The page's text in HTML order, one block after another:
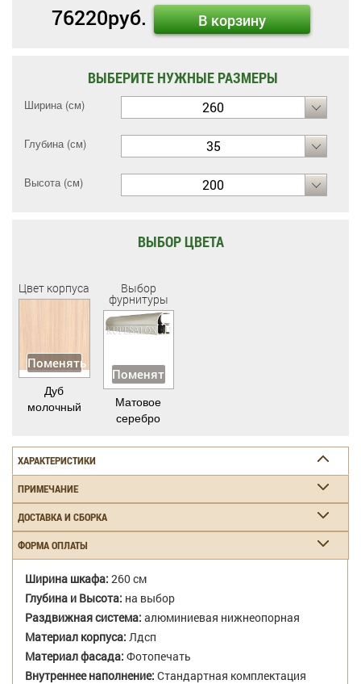
76220руб. В корзину
ВЫБЕРИТЕ НУЖНЫЕ РАЗМЕРЫ
Ширина (см) 260
Глубина (см) 35
Высота (см) 200
ВЫБОР ЦВЕТА
Цвет корпуса
Поменять
Дуб
молочный
Выбор
фурнитуры
Поменять
Матовое
серебро
ХАРАКТЕРИСТИКИ
ПРИМЕЧАНИЕ
ДОСТАВКА И СБОРКА
ФОРМА ОПЛАТЫ
Ширина шкафа: 260 см
Глубина и Высота: на выбор
Раздвижная система: алюминиевая нижнеопорная
Материал корпуса: Лдсп
Материал фасада: Фотопечать
Внутреннее наполнение: Стандартная комплектация